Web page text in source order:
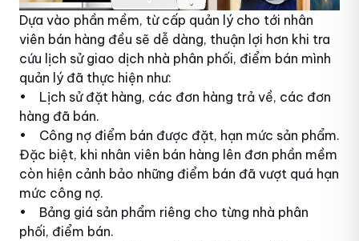
Dựa vào phần mềm, từ cấp quản lý cho tới nhân
viên bán hàng đều sẽ dễ dàng, thuận lợi hơn khi tra
cứu lịch sử giao dịch nhà phân phối, điểm bán mình
quản lý đã thực hiện như:
• Lịch sử đặt hàng, các đơn hàng trả về, các đơn
hàng đã bán.
• Công nợ điểm bán được đặt, hạn mức sản phẩm.
Đặc biệt, khi nhân viên bán hàng lên đơn phần mềm
còn hiện cảnh bảo những điểm bán đã vượt quá hạn
mức công nợ.
• Bảng giá sản phẩm riêng cho từng nhà phân
phối, điểm bán.